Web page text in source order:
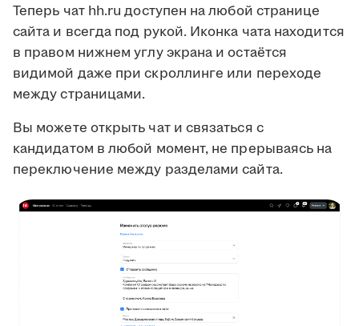
Теперь чат hh.ru доступен на любой странице
сайта и всегда под рукой. Иконка чата находится
в правом нижнем углу экрана и остаётся
видимой даже при скроллинге или переходе
между страницами.
Вы можете открыть чат и связаться с
кандидатом в любой момент, не прерываясь на
переключение между разделами сайта.